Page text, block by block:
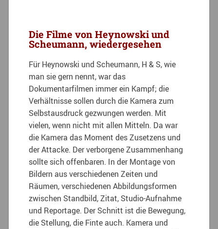
Die Filme von Heynowski und
Scheumann, wiedergesehen
Für Heynowski und Scheumann, H & S, wie
man sie gern nennt, war das
Dokumentarfilmen immer ein Kampf; die
Verhältnisse sollen durch die Kamera zum
Selbstausdruck gezwungen werden. Mit
vielen, wenn nicht mit allen Mitteln. Da war
die Kamera das Moment des Zusetzens und
der Attacke. Der verborgene Zusammenhang
sollte sich offenbaren. In der Montage von
Bildern aus verschiedenen Zeiten und
Räumen, verschiedenen Abbildungsformen
zwischen Standbild, Zitat, Studio-Aufnahme
und Reportage. Der Schnitt ist die Bewegung,
die Stellung, die Finte auch. Kamera und